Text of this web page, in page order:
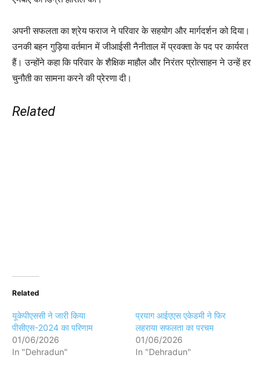
अपनी सफलता का श्रेय फराज ने परिवार के सहयोग और मार्गदर्शन को दिया।
उनकी बहन गुड़िया वर्तमान में जीआईसी नैनीताल में प्रवक्ता के पद पर कार्यरत
हैं। उन्होंने कहा कि परिवार के शैक्षिक माहौल और निरंतर प्रोत्साहन ने उन्हें हर
चुनौती का सामना करने की प्रेरणा दी।
Related
Related
यूकेपीएससी ने जारी किया
पीसीएस-2024 का परिणाम
01/06/2026
In "Dehradun"
प्रयाग आईएएस एकेडमी ने फिर
लहराया सफलता का परचम
01/06/2026
In "Dehradun"